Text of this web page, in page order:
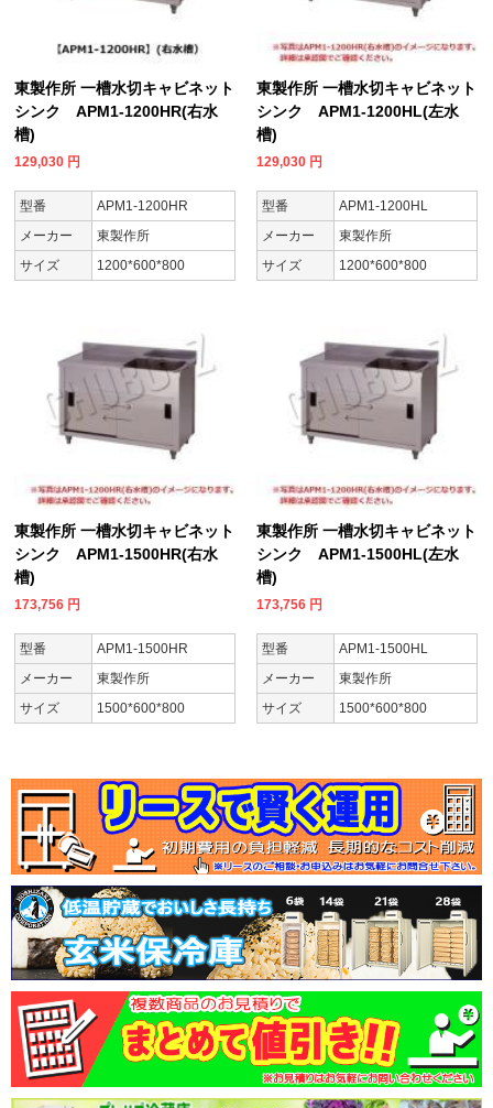
東製作所 一槽水切キャビネット
シンク APM1-1200HR(右水
槽)
129,030 円
型番
APM1-1200HR
メーカー
東製作所
サイズ
1200*600*800
東製作所 一槽水切キャビネット
シンク APM1-1200HL(左水
槽)
129,030 円
型番
APM1-1200HL
メーカー
東製作所
サイズ
1200*600*800
東製作所 一槽水切キャビネット
シンク APM1-1500HR(右水
槽)
173,756 円
型番
APM1-1500HR
メーカー
東製作所
サイズ
1500*600*800
東製作所 一槽水切キャビネット
シンク APM1-1500HL(左水
槽)
173,756 円
型番
APM1-1500HL
メーカー
東製作所
サイズ
1500*600*800